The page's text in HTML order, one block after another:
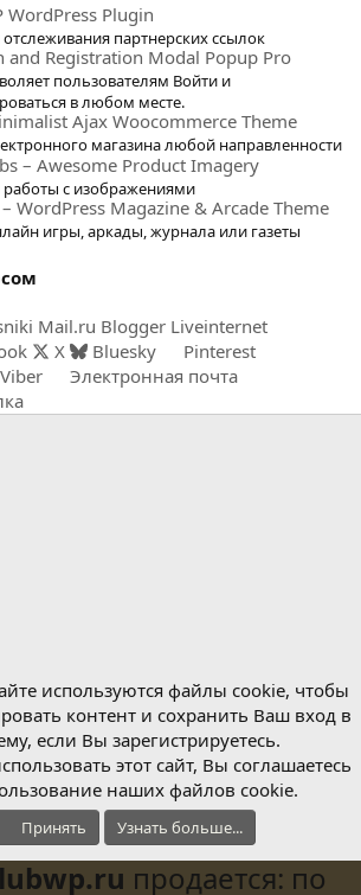
WordPress Plugin
партнерских ссылок
and Registration Modal Popup Pro
пользователям Войти и
в любом месте.
Ajax Woocommerce Theme
магазина любой направленности
– Awesome Product Imagery
с изображениями
WordPress Magazine & Arcade Theme
игры, аркады, журнала или газеты
Mail.ru Blogger Liveinternet
X Bluesky
Pinterest
Viber
Электронная почта
используются файлы cookie, чтобы
контент и сохранить Ваш вход в
если Вы зарегистрируетесь.
этот сайт, Вы соглашаетесь
наших файлов cookie.
Принять Узнать больше...
продается: по